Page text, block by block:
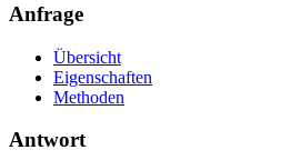
Anfrage
Übersicht
Eigenschaften
Methoden
Antwort